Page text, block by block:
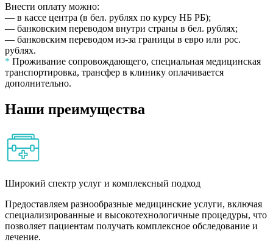
Внести оплату можно:
— в кассе центра (в бел. рублях по курсу НБ РБ);
— банковским переводом внутри страны в бел. рублях;
— банковским переводом из-за границы в евро или рос.
рублях.
* Проживание сопровождающего, специальная медицинская
транспортировка, трансфер в клинику оплачивается
дополнительно.
Наши преимущества
Широкий спектр услуг и комплексный подход
Предоставляем разнообразные медицинские услуги, включая
специализированные и высокотехнологичные процедуры, что
позволяет пациентам получать комплексное обследование и
лечение.